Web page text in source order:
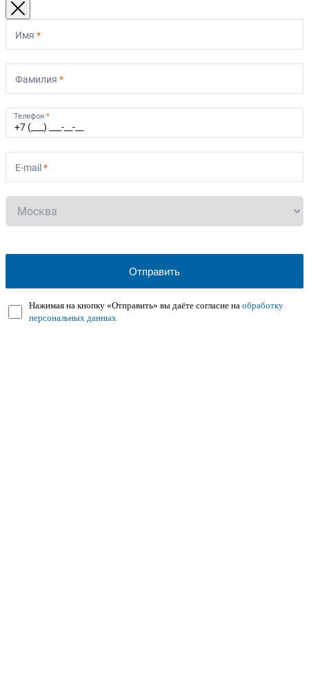
Имя *
Фамилия *
Телефон *
E-mail *
Нажимая на кнопку «Отправить» вы даёте согласие на обработку
персональных данных